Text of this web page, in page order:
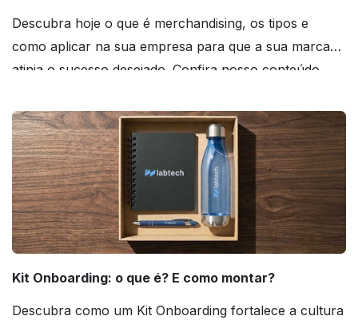
Descubra hoje o que é merchandising, os tipos e
como aplicar na sua empresa para que a sua marca
atinja o sucesso desejado. Confira nosso conteúdo
Kit Onboarding: o que é? E como montar?
Descubra como um Kit Onboarding fortalece a cultura